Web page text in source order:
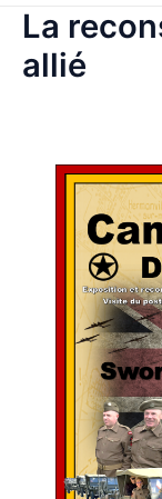
La
allié